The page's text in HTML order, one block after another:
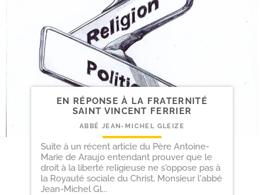
EN RÉPONSE À LA FRATERNITÉ
SAINT VINCENT FERRIER
ABBÉ JEAN-MICHEL GLEIZE
Suite à un récent article du Père Antoine-
Marie de Araujo entendant prouver que le
droit à la liberté religieuse ne s'oppose pas à
la Royauté sociale du Christ, Monsieur l'abbé
Jean-Michel Gl...